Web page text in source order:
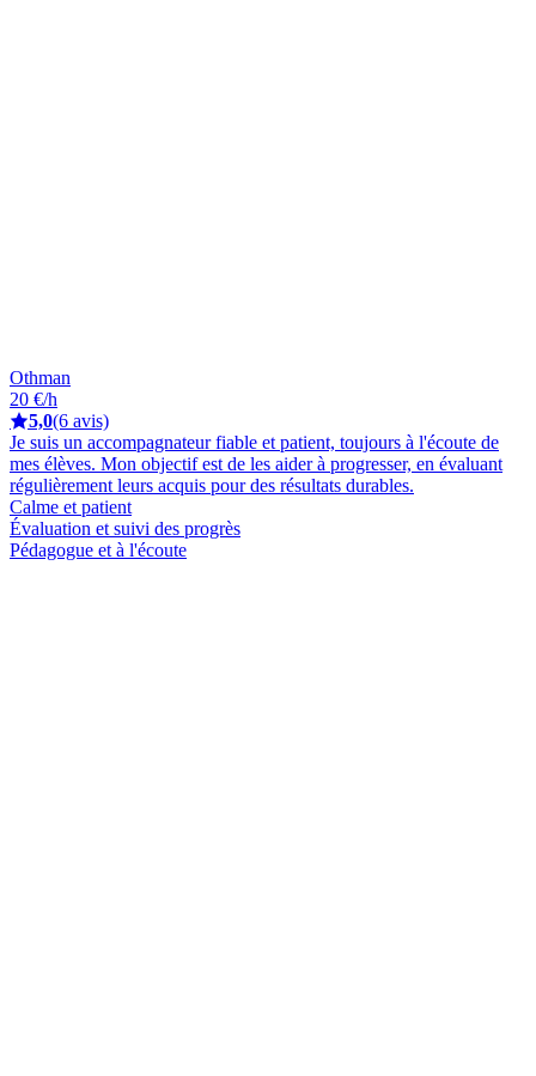
Othman
20 €/h
5,0(6 avis)
Je suis un accompagnateur fiable et patient, toujours à l'écoute de
mes élèves. Mon objectif est de les aider à progresser, en évaluant
régulièrement leurs acquis pour des résultats durables.
Calme et patient
Évaluation et suivi des progrès
Pédagogue et à l'écoute